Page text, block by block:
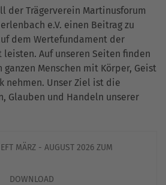
der Trägerverein Martinusforum
e.V. einen Beitrag zu
dem Wertefundament der
Auf unseren Seiten finden
Menschen mit Körper, Geist
nehmen. Unser Ziel ist die
Glauben und Handeln unserer
MÄRZ - AUGUST 2026 ZUM
DOWNLOAD